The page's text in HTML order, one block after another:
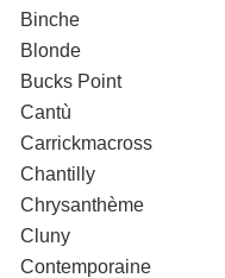
Binche
Blonde
Bucks Point
Cantù
Carrickmacross
Chantilly
Chrysanthème
Cluny
Contemporaine